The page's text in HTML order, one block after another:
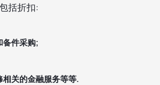
括折扣:
备件采购;
相关的金融服务等等.